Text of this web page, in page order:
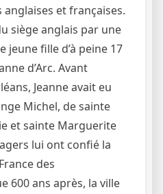
et françaises.
siège anglais par une
jeune fille d’à peine 17
d’Arc. Avant
Jeanne avait eu
Michel, de sainte
et sainte Marguerite
lui ont confié la
des
600 ans après, la ville